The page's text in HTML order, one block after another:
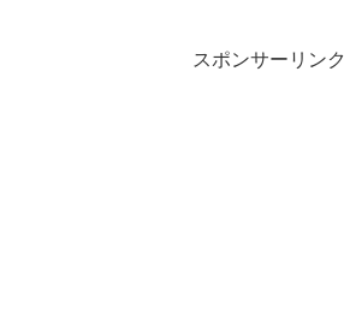
スポンサーリンク